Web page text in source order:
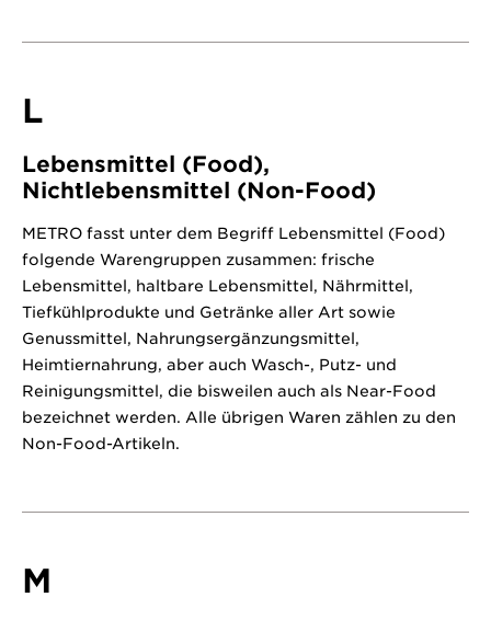
L
Lebensmittel (Food),
Nichtlebensmittel (Non-Food)
METRO fasst unter dem Begriff Lebensmittel (Food)
folgende Warengruppen zusammen: frische
Lebensmittel, haltbare Lebensmittel, Nährmittel,
Tiefkühlprodukte und Getränke aller Art sowie
Genussmittel, Nahrungsergänzungsmittel,
Heimtiernahrung, aber auch Wasch-, Putz- und
Reinigungsmittel, die bisweilen auch als Near-Food
bezeichnet werden. Alle übrigen Waren zählen zu den
Non-Food-Artikeln.
M